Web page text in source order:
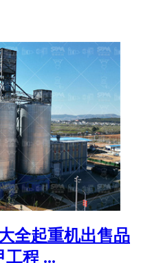
全起重机出售品
工程 ...